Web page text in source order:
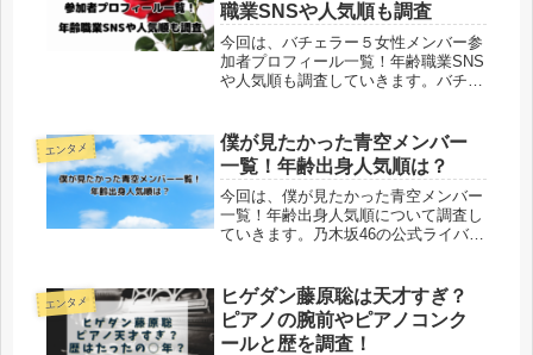
職業SNSや人気順も調査
今回は、バチェラー５女性メンバー参
加者プロフィール一覧！年齢職業SNS
や人気順も調査していきます。バチェ
です。シーズン５の女性メンバーの発
表がありました。...
エンタメ
僕が見たかった青空メンバー
一覧！年齢出身人気順は？
今回は、僕が見たかった青空メンバー
一覧！年齢出身人気順について調査し
ていきます。乃木坂46の公式ライバル
発表がされてからどんどん注目されて
います。新アイドルグループ「僕...
エンタメ
ヒゲダン藤原聡は天才すぎ？
ピアノの腕前やピアノコンク
ールと歴を調査！